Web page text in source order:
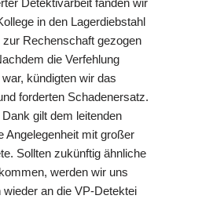
Detektivarbeit fanden wir
in den Lagerdiebstahl
Rechenschaft gezogen
die Verfehlung
kündigten wir das
forderten Schadenersatz.
gilt dem leitenden
Angelegenheit mit großer
Sollten zukünftig ähnliche
werden wir uns
an die VP-Detektei